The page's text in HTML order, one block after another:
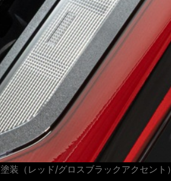
塗装（レッド/グロスブラックアクセント）